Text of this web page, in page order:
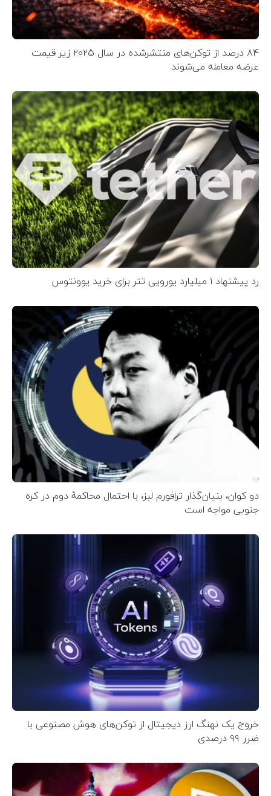
۸۴ درصد از توکن‌های منتشر‌شده در سال ۲۰۲۵ زیر قیمت
عرضه معامله می‌شوند
رد پیشنهاد ۱ میلیارد یورویی تتر برای خرید یوونتوس
دو کوان، بنیان‌گذار ترافورم لبز، با احتمال محاکمهٔ دوم در کره
جنوبی مواجه است
خروج یک نهنگ ارز دیجیتال از توکن‌های هوش مصنوعی با
ضرر ۹۹ درصدی